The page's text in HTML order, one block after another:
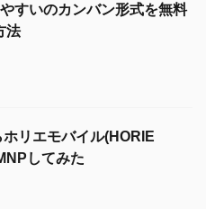
すいのカンバン形式を無料
法
リエモバイル(HORIE
してみた